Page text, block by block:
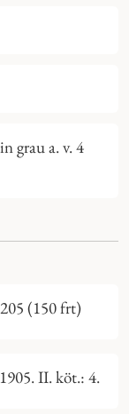
grau a. v. 4
(150 frt)
II. köt.: 4.